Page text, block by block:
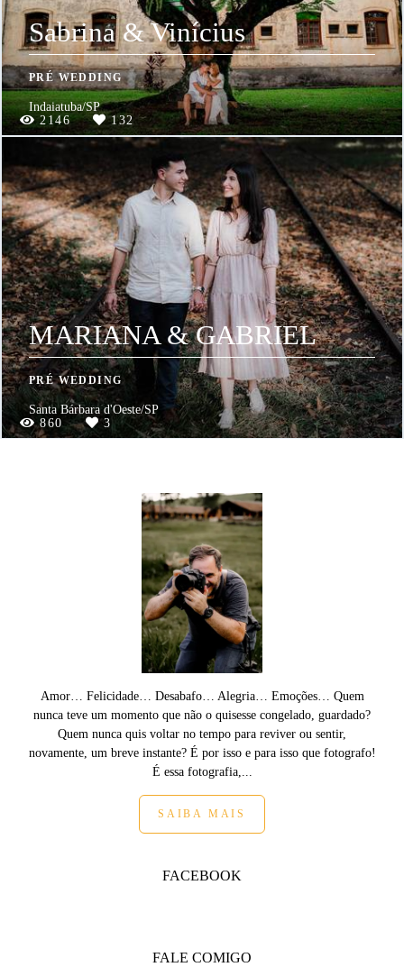
Sabrina & Vinícius
PRÉ WEDDING
Indaiatuba/SP
2146
132
MARIANA & GABRIEL
PRÉ WEDDING
Santa Bárbara d'Oeste/SP
860
3
Amor… Felicidade… Desabafo… Alegria… Emoções… Quem
nunca teve um momento que não o quisesse congelado, guardado?
Quem nunca quis voltar no tempo para reviver ou sentir,
novamente, um breve instante? É por isso e para isso que fotografo!
É essa fotografia,...
SAIBA MAIS
FACEBOOK
FALE COMIGO